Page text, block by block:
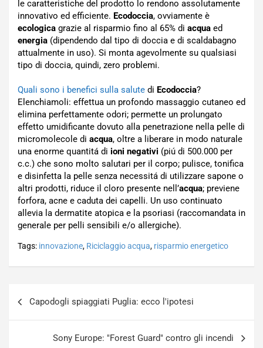
le caratteristiche del prodotto lo rendono assolutamente
innovativo ed efficiente. Ecodoccia, ovviamente è
ecologica grazie al risparmio fino al 65% di acqua ed
energia (dipendendo dal tipo di doccia e di scaldabagno
attualmente in uso). Si monta agevolmente su qualsiasi
tipo di doccia, quindi, zero problemi.
Quali sono i benefici sulla salute di Ecodoccia?
Elenchiamoli: effettua un profondo massaggio cutaneo ed
elimina perfettamente odori; permette un prolungato
effetto umidificante dovuto alla penetrazione nella pelle di
micromolecole di acqua, oltre a liberare in modo naturale
una enorme quantitá di ioni negativi (piú di 500.000 per
c.c.) che sono molto salutari per il corpo; pulisce, tonifica
e disinfetta la pelle senza necessitá di utilizzare sapone o
altri prodotti, riduce il cloro presente nell’acqua; previene
forfora, acne e caduta dei capelli. Un uso continuato
allevia la dermatite atopica e la psoriasi (raccomandata in
generale per pelli sensibili e/o allergiche).
Tags: innovazione, Riciclaggio acqua, risparmio energetico
articoli
Capodogli spiaggiati Puglia: ecco l'ipotesi
Sony Europe: "Forest Guard" contro gli incendi